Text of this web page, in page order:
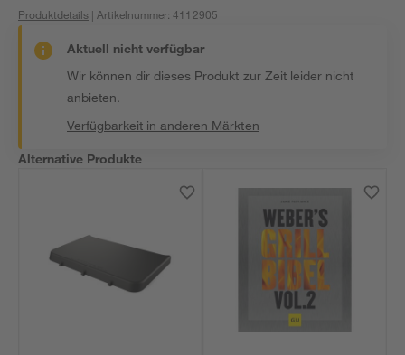
Produktdetails | Artikelnummer:4112905
Aktuell nicht verfügbar
Wir können dir dieses Produkt zur Zeit leider nicht
anbieten.
Verfügbarkeit in anderen Märkten
Alternative Produkte